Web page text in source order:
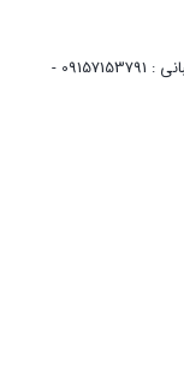
واحد پشتیبانی مشتریان : 05135092741 - واحد پشتیبانی : 09157153791 -